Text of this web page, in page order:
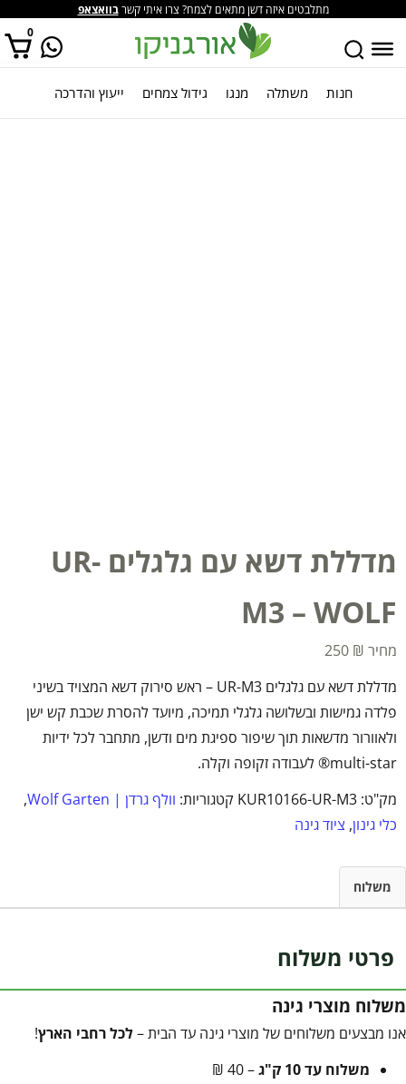
מתלבטים איזה דשן מתאים לצמח? צרו איתי קשרבוואצאפ
0
אין מוצרים בסל הקניות. חנות משתלה מנגו גידול צמחים ייעוץ והדרכה
מדללת דשא עם גלגלים UR-
M3 – WOLF
250 ₪
מדללת דשא עם גלגלים UR-M3 – ראש סירוק דשא המצויד בשיני
פלדה גמישות ובשלושה גלגלי תמיכה, מיועד להסרת שכבת קש ישן
ולאוורור מדשאות תוך שיפור ספיגת מים ודשן, מתחבר לכל ידיות
multi-star® לעבודה זקופה וקלה.
מק"ט: KUR10166-UR-M3 קטגוריות: וולף גרדן | Wolf Garten
,
כלי גינון, ציוד גינה
משלוח
פרטי משלוח
משלוח מוצרי גינה
אנו מבצעים משלוחים של מוצרי גינה עד הבית –לכל רחבי הארץ!
משלוח עד 10 ק"ג
– 40 ₪